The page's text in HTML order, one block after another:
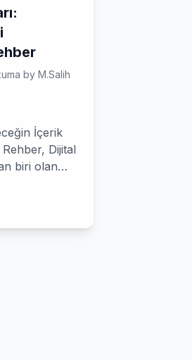
by M.Salih
İçerik
Dijital
biri olan
bir
eğitim